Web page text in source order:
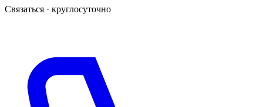
Связаться · круглосуточно